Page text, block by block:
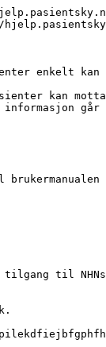
enkelt
kan
går
tilgang til